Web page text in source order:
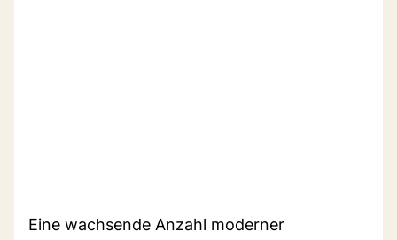
Eine wachsende Anzahl moderner